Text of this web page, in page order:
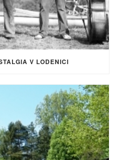
V LODENICI